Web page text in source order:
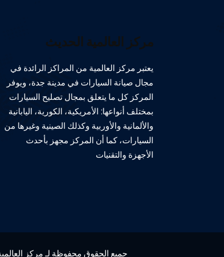
مركز العالمية الحديث
يعتبر مركز العالمية من المراكز الرائدة في
مجال صيانة السيارات في مدينة جدة، ويوفر
المركز كل ما يتعلق بمجال تصليح السيارات
بمختلف أنواعها: الأمريكية، الكورية، اليابانية
والألمانية والأوربية وكذلك الصينية وغيرها من
السيارات، كما أن المركز مجهز بأحدث
الأجهزة والتقنيات
جميع الحقوق محفوظة لـ مركز